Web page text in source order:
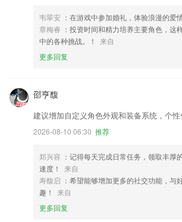
韦翠安 ：在游戏中参加婚礼，体验浪漫的爱
章梅睿 ：投资时间和精力培养主要角色，这
中的各种挑战。！
来自
更多回复
邵亨馥
建议增加自定义角色外观和装备系统，个性
2026-08-10 06:30 推荐
郑兴容 ：记得每天完成日常任务，领取丰厚
速度！
来自
寿馥启 ：希望能够增加更多的社交功能，与
趣！
来自
更多回复